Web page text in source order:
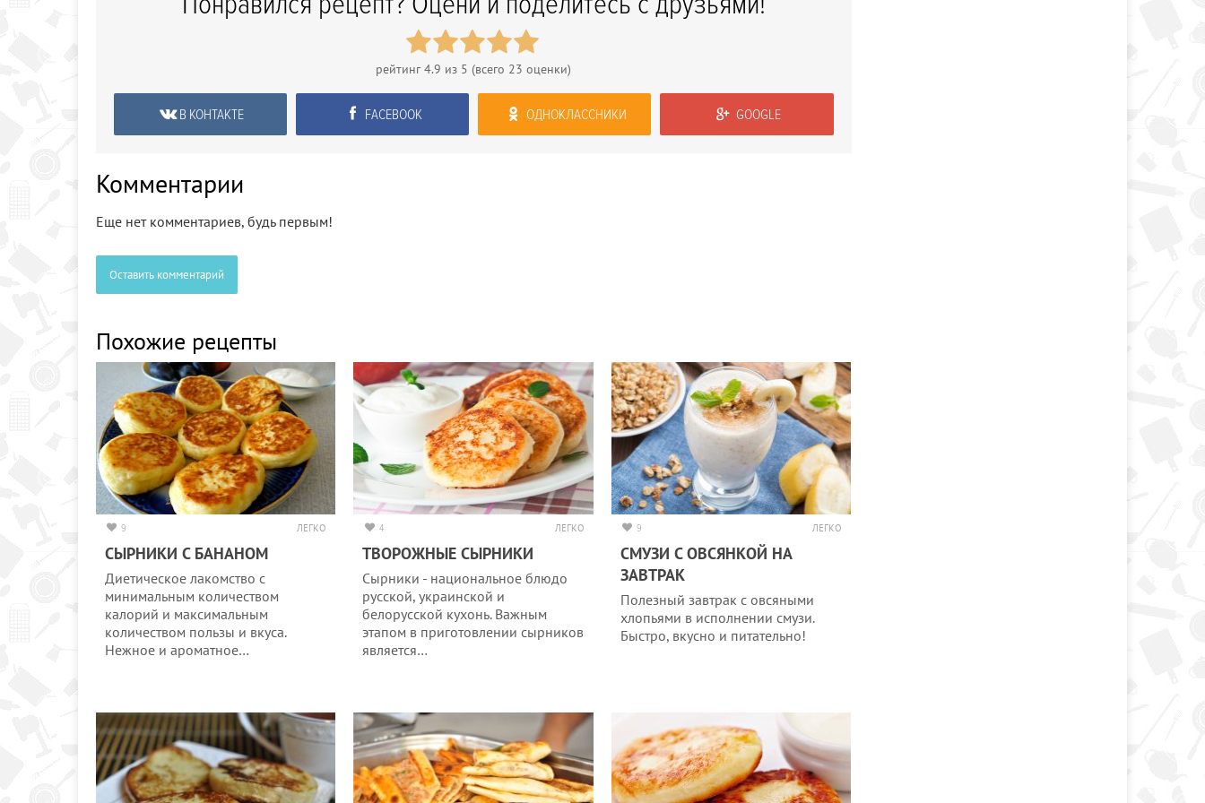
рейтинг4.9 из 5 (всего 23 оценки)
В КОНТАКТЕ FACEBOOK ОДНОКЛАССНИКИ GOOGLE
Комментарии
Еще нет комментариев, будь первым!
Оставить комментарий
Похожие рецепты
9 ЛЕГКО
СЫРНИКИ С БАНАНОМ
Диетическое лакомство с
минимальным количеством
калорий и максимальным
количеством пользы и вкуса.
Нежное и ароматное…
4 ЛЕГКО
ТВОРОЖНЫЕ СЫРНИКИ
Сырники - национальное блюдо
русской, украинской и
белорусской кухонь. Важным
этапом в приготовлении сырников
является…
9 ЛЕГКО
СМУЗИ С ОВСЯНКОЙ НА
ЗАВТРАК
Полезный завтрак с овсяными
хлопьями в исполнении смузи.
Быстро, вкусно и питательно!